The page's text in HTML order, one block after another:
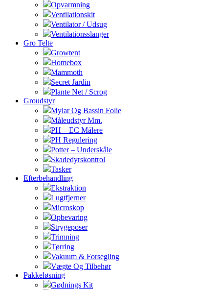
Opvarmning
Ventilationskit
Ventilator / Udsug
Ventilationsslanger
Gro Telte
Growtent
Homebox
Mammoth
Secret Jardin
Plante Net / Scrog
Groudstyr
Mylar Og Bassin Folie
Måleudstyr Mm.
PH – EC Målere
PH Regulering
Potter – Underskåle
Skadedyrskontrol
Tasker
Efterbehandling
Ekstraktion
Lugtfjerner
Microskop
Opbevaring
Strygeposer
Trimning
Tørring
Vakuum & Forsegling
Vægte Og Tilbehør
Pakkeløsning
Gødnings Kit